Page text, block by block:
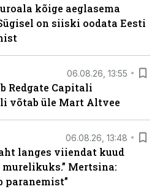
kõige aeglasema
on siiski oodata Eesti
06.08.26, 13:55
Redgate Capitali
võtab üle Mart Altvee
06.08.26, 13:48
langes viiendat kuud
murelikuks.” Mertsina:
paranemist”